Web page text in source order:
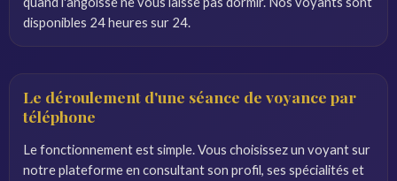
disponibles 24 heures sur 24.
Le déroulement d'une séance de voyance par
téléphone
Le fonctionnement est simple. Vous choisissez un voyant sur
notre plateforme en consultant son profil, ses spécialités et